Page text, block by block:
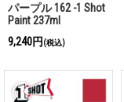
パープル 162 -1 Shot
Paint 237ml
9,240円 (税込)